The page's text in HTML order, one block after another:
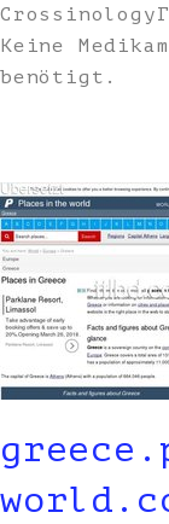
Keine
benötigt.